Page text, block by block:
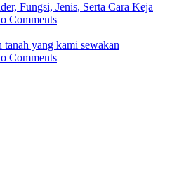
Fungsi, Jenis, Serta Cara Keja
Comments
tanah yang kami sewakan
Comments